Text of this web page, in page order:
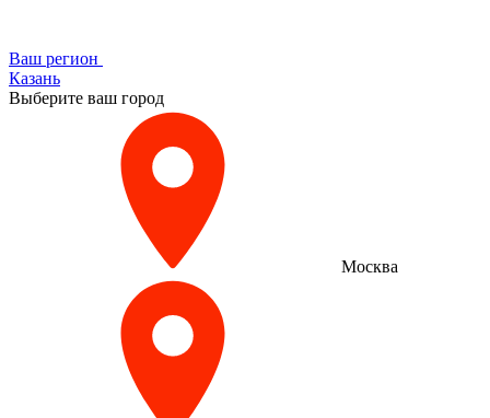
Ваш регион
Казань
Выберите ваш город
Москва